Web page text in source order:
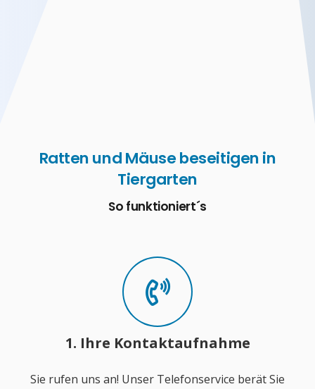
Ratten und Mäuse beseitigen in
Tiergarten
So funktioniert´s
1. Ihre Kontaktaufnahme
Sie rufen uns an! Unser Telefonservice berät Sie